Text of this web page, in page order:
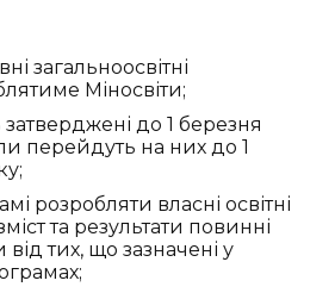
загальноосвітні
Міносвіти;
до 1 березня
перейдуть на них до 1
розробляти власні освітні
та результати повинні
тих, що зазначені у